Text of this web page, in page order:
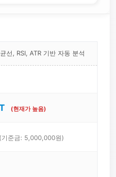
선, RSI, ATR 기반 자동 분석
(현재가 높음)
(기준금: 5,000,000원)